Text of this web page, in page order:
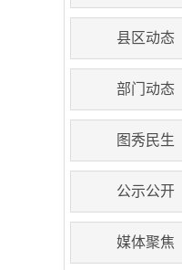
县区动态
部门动态
图秀民生
公示公开
媒体聚焦